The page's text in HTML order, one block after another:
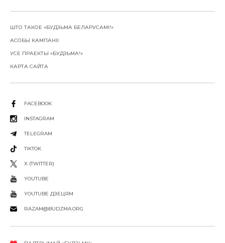
ШТО ТАКОЕ «БУДЗЬМА БЕЛАРУСАМІ!»
АСОБЫ КАМПАНІІ
УСЕ ПРАЕКТЫ «БУДЗЬМА!»
КАРТА САЙТА
FACEBOOK
INSTAGRAM
TELEGRAM
TIKTOK
X (TWITTER)
YOUTUBE
YOUTUBE ДЗЕЦЯМ
RAZAM@BUDZMA.ORG